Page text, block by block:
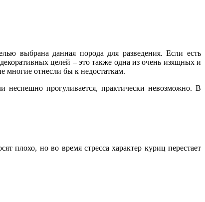
выбрана данная порода для разведения. Если есть
целей – это также одна из очень изящных и
многие отнесли бы к недостаткам.
неспешно прогуливается, практически невозможно. В
плохо, но во время стресса характер куриц перестает